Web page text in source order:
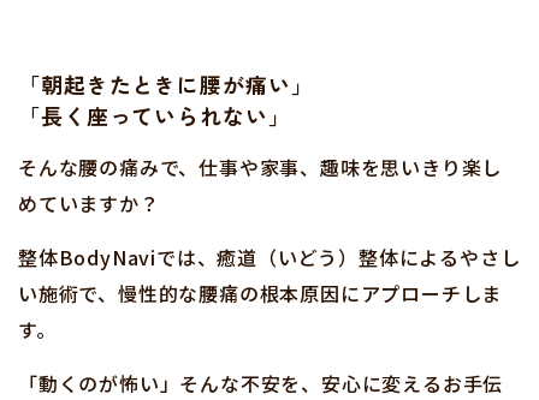
「朝起きたときに腰が痛い」
「長く座っていられない」
そんな腰の痛みで、仕事や家事、趣味を思いきり楽し
めていますか？
整体BodyNaviでは、癒道（いどう）整体によるやさし
い施術で、慢性的な腰痛の根本原因にアプローチしま
す。
「動くのが怖い」そんな不安を、安心に変えるお手伝